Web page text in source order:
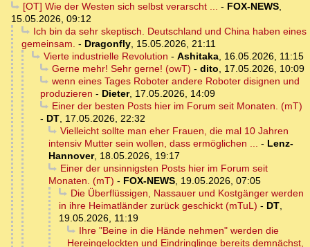
[OT] Wie der Westen sich selbst verarscht ... - FOX-NEWS,
15.05.2026, 09:12
Ich bin da sehr skeptisch. Deutschland und China haben eines
gemeinsam. - Dragonfly, 15.05.2026, 21:11
Vierte industrielle Revolution - Ashitaka, 16.05.2026, 11:15
Gerne mehr! Sehr gerne! (owT) - dito, 17.05.2026, 10:09
wenn eines Tages Roboter andere Roboter disignen und
produzieren - Dieter, 17.05.2026, 14:09
Einer der besten Posts hier im Forum seit Monaten. (mT)
- DT, 17.05.2026, 22:32
Vielleicht sollte man eher Frauen, die mal 10 Jahren
intensiv Mutter sein wollen, dass ermöglichen ... - Lenz-
Hannover, 18.05.2026, 19:17
Einer der unsinnigsten Posts hier im Forum seit
Monaten. (mT) - FOX-NEWS, 19.05.2026, 07:05
Die Überflüssigen, Nassauer und Kostgänger werden
in ihre Heimatländer zurück geschickt (mTuL) - DT,
19.05.2026, 11:19
Ihre "Beine in die Hände nehmen" werden die
Hereingelockten und Eindringlinge bereits demnächst,